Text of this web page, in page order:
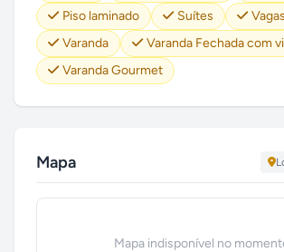
Piso laminado
Suítes
Vagas
Varanda
Varanda Fechada com
Varanda Gourmet
Mapa
Mapa indisponível no